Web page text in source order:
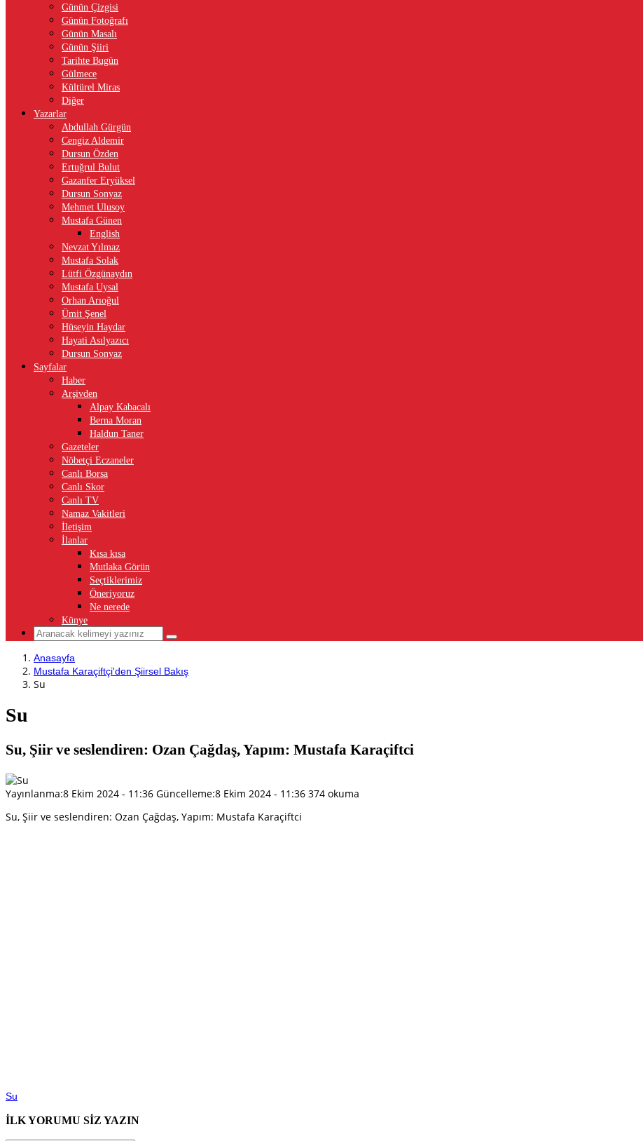
Günün Çizgisi
Günün Fotoğrafı
Günün Masalı
Günün Şiiri
Tarihte Bugün
Gülmece
Kültürel Miras
Diğer
Yazarlar
Abdullah Gürgün
Cengiz Aldemir
Dursun Özden
Ertuğrul Bulut
Gazanfer Eryüksel
Dursun Sonyaz
Mehmet Ulusoy
Mustafa Günen
English
Nevzat Yılmaz
Mustafa Solak
Lütfi Özgünaydın
Mustafa Uysal
Orhan Arıoğul
Ümit Şenel
Hüseyin Haydar
Hayati Asılyazıcı
Dursun Sonyaz
Sayfalar
Haber
Arşivden
Alpay Kabacalı
Berna Moran
Haldun Taner
Gazeteler
Nöbetçi Eczaneler
Canlı Borsa
Canlı Skor
Canlı TV
Namaz Vakitleri
İletişim
İlanlar
Kısa kısa
Mutlaka Görün
Seçtiklerimiz
Öneriyoruz
Ne nerede
Künye
Anasayfa
Mustafa Karaçiftçi'den Şiirsel Bakış
Su
Su
Su, Şiir ve seslendiren: Ozan Çağdaş, Yapım: Mustafa Karaçiftci
Yayınlanma:8 Ekim 2024 - 11:36 Güncelleme:8 Ekim 2024 - 11:36 374 okuma
Su, Şiir ve seslendiren: Ozan Çağdaş, Yapım: Mustafa Karaçiftci
Su
İLK YORUMU SİZ YAZIN